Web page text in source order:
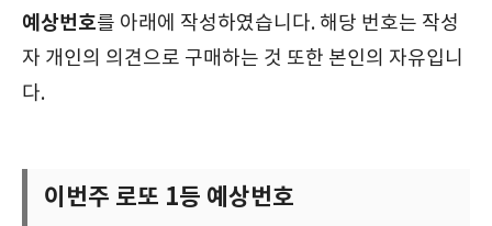
예상번호를 아래에 작성하였습니다. 해당 번호는 작성
자 개인의 의견으로 구매하는 것 또한 본인의 자유입니
다.
이번주 로또 1등 예상번호